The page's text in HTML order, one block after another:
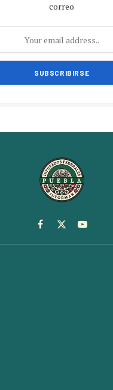
correo
Facebook
X
(Twitter)
YouTube